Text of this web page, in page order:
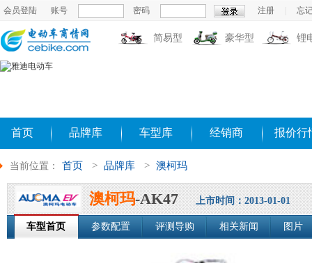
会员登陆 账号 密码 注册 忘
简易型 豪华型 锂
首页 品牌库 车型库 经销商 报价行
当前位置： 首页 > 品牌库 > 澳柯玛
澳柯玛-AK47 上市时间：2013-01-01
车型首页 参数配置 评测导购 相关新闻 图片